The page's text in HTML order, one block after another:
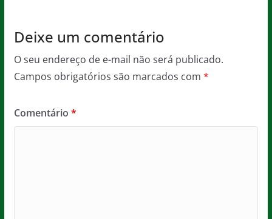
Deixe um comentário
O seu endereço de e-mail não será publicado.
Campos obrigatórios são marcados com *
Comentário *